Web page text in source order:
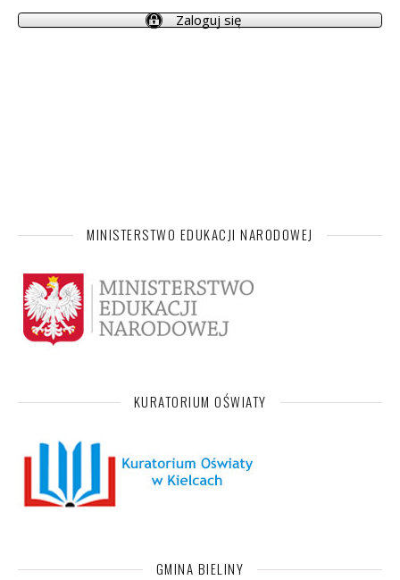
Zaloguj się
MINISTERSTWO EDUKACJI NARODOWEJ
KURATORIUM OŚWIATY
GMINA BIELINY